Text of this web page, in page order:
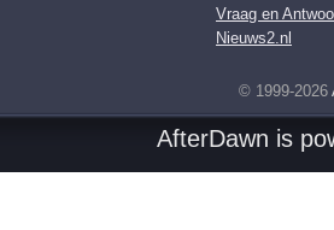
Vraag en
Nieuws2.nl
© 1999-2026
AfterDawn is